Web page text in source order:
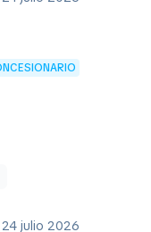
24 julio 2026